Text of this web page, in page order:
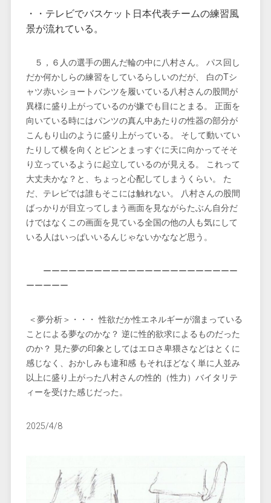
・・テレビでバスケット日本代表チームの練習風
景が流れている。
５，６ 人の選手の囲んだ輪の中に八村さん。 パス回し
だか何かしらの練習をしているらしいのだが、 白のTシ
ャツ赤いショートパンツを履いている八村さんの股間が
異様に盛り上がっているのが嫌でも目にとまる。 正面を
向いている時にはパンツの真ん中あたりの性器の部分が
こんもり山のように盛り上がっている。 そして動いてい
たりして横を向くとピンとまっすぐに天に向かってそそ
り立っているように起立しているのが見える。 これって
大丈夫かな？と、ちょっと心配してしまうくらい。 た
だ、テレビでは誰もそこには触れない。 八村さんの股間
ばっかりが目立ってしまう画面を見ながらたぶん自分だ
けではなくこの画面を見ている全国の他の人も気にして
いる人はいっぱいいるんじゃないかななど思う。
ーーーーーーーーーーーーーーーーーーーーーーー
ーーーーー
＜夢分析＞・・・ 性欲だか性エネルギーが溜まっている
ことによる夢なのかな？ 逆に性的欲求によるものだった
のか？ 見た夢の印象としてはエロさ卑猥さなどはとくに
感じなく、おかしみも違和感 もそれほどなく単に人並み
以上に盛り上がった八村さんの性的（性力）バイタリテ
ィーを受けた感じだった。
2025/4/8